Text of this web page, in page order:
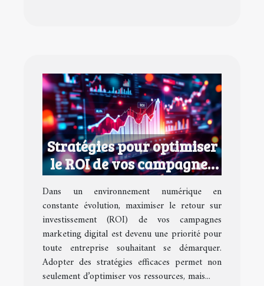
Stratégies pour optimiser
le ROI de vos campagnes
marketing digital
Dans un environnement numérique en
constante évolution, maximiser le retour sur
investissement (ROI) de vos campagnes
marketing digital est devenu une priorité pour
toute entreprise souhaitant se démarquer.
Adopter des stratégies efficaces permet non
seulement d’optimiser vos ressources, mais...